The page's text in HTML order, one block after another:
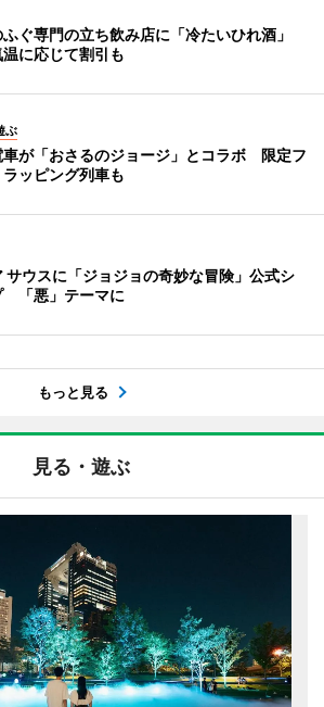
ふぐ専門の立ち飲み店に「冷たいひれ酒」
に応じて割引も
ぶ
車が「おさるのジョージ」とコラボ 限定フ
ラッピング列車も
サウスに「ジョジョの奇妙な冒険」公式シ
「悪」テーマに
もっと見る
見る・遊ぶ